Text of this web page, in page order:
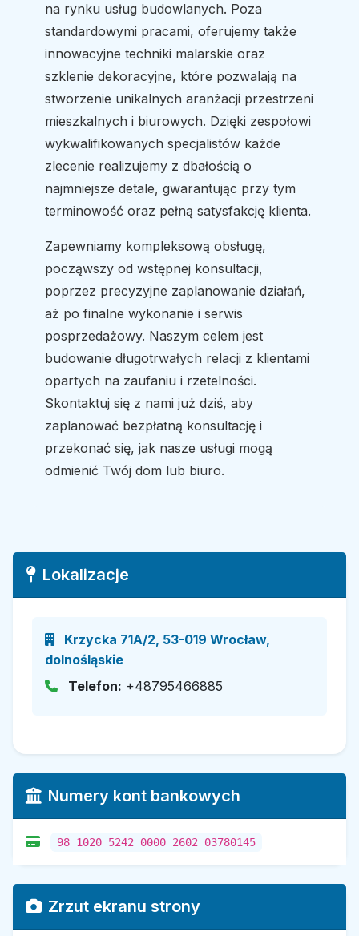
na rynku usług budowlanych. Poza
standardowymi pracami, oferujemy także
innowacyjne techniki malarskie oraz
szklenie dekoracyjne, które pozwalają na
stworzenie unikalnych aranżacji przestrzeni
mieszkalnych i biurowych. Dzięki zespołowi
wykwalifikowanych specjalistów każde
zlecenie realizujemy z dbałością o
najmniejsze detale, gwarantując przy tym
terminowość oraz pełną satysfakcję klienta.
Zapewniamy kompleksową obsługę,
począwszy od wstępnej konsultacji,
poprzez precyzyjne zaplanowanie działań,
aż po finalne wykonanie i serwis
posprzedażowy. Naszym celem jest
budowanie długotrwałych relacji z klientami
opartych na zaufaniu i rzetelności.
Skontaktuj się z nami już dziś, aby
zaplanować bezpłatną konsultację i
przekonać się, jak nasze usługi mogą
odmienić Twój dom lub biuro.
Lokalizacje
Krzycka 71A/2, 53-019 Wrocław,
dolnośląskie
Telefon: +48795466885
Numery kont bankowych
98 1020 5242 0000 2602 03780145
Zrzut ekranu strony